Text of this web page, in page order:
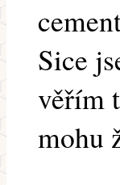
Sice
věřím
mohu